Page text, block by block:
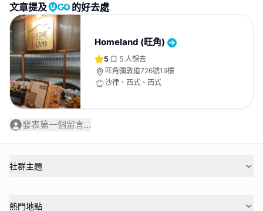
文章提及 的好去處
Homeland (旺角)
5 5 人想去
旺角彌敦道726號19樓
沙律、西式、西式
發表第一個留言...
社群主題
熱門地點